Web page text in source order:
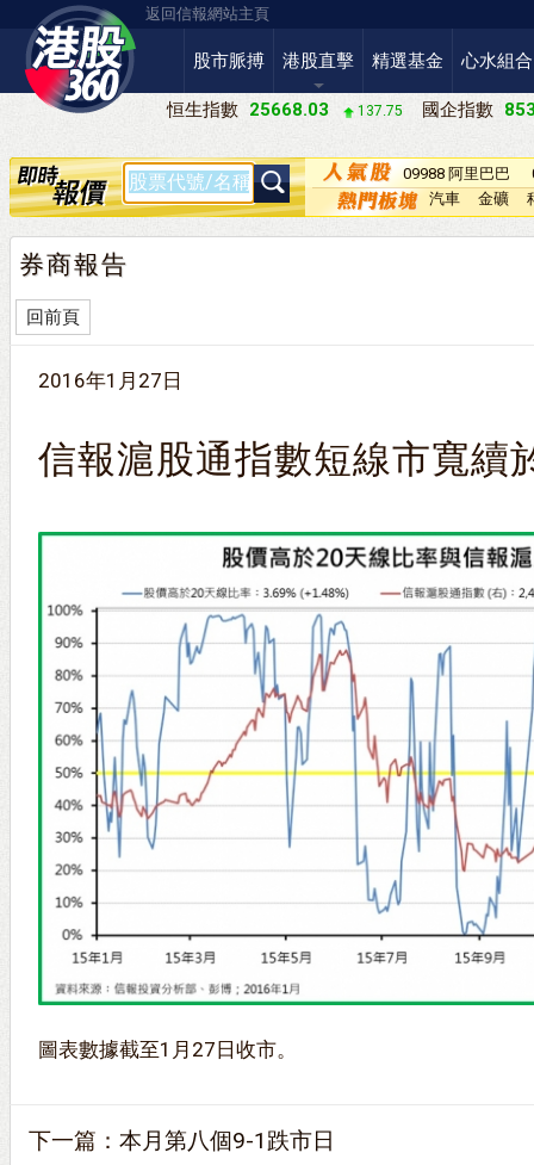
返回信報網站主頁
股市脈搏 港股直擊 精選基金 心水組合
恒生指數 25668.03 137.75 國企指數
09988 阿里巴巴
－Ｗ汽車
金礦
券商報告
回前頁
2016年1月27日
信報滬股通指數短線市寬續
圖表數據截至1月27日收市。
下一篇： 本月第八個9-1跌市日